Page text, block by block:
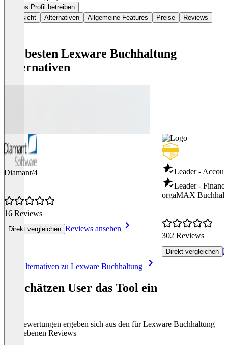
Dieses Profil betreiben
Übersicht
Alternativen Allgemeine Features Preise Reviews
Die besten Lexware Buchhaltung
Alternativen
Diamant/4
16 Reviews
Direkt vergleichen Reviews ansehen
Leader -
Leader -
orgaMAX
302 Reviews
Direkt vergleichen
Alle Alternativen zu Lexware Buchhaltung
So schätzen User das Tool ein
Die Bewertungen ergeben sich aus den für Lexware Buchhaltung
abgegebenen Reviews